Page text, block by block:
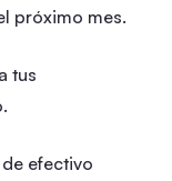
próximo mes.
tus
efectivo